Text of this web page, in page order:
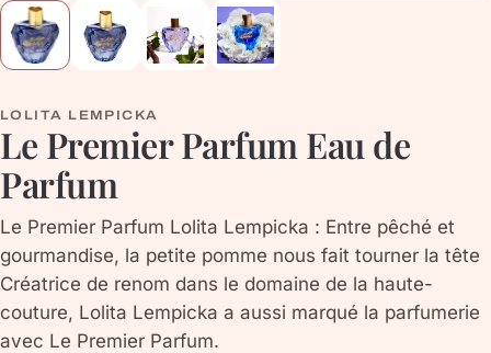
LOLITA LEMPICKA
Le Premier Parfum Eau de
Parfum
Le Premier Parfum Lolita Lempicka : Entre pêché et
gourmandise, la petite pomme nous fait tourner la tête
Créatrice de renom dans le domaine de la haute-
couture, Lolita Lempicka a aussi marqué la parfumerie
avec Le Premier Parfum.